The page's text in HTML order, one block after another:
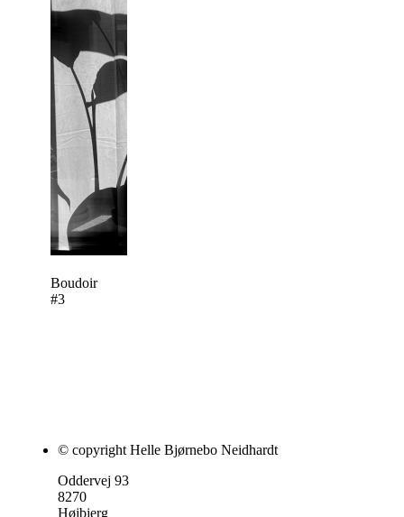
Boudoir
#3
© copyright Helle Bjørnebo Neidhardt
Oddervej 93
8270
Højbjerg